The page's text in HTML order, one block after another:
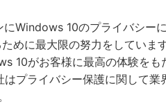
Windows 10のプライバシー
めに最大限の努力をしていま
10がお客様に最高の体験をも
プライバシー保護に関して業